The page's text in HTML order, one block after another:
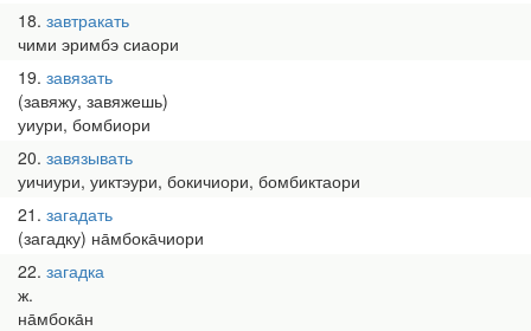
18 завтракать
чими эримбэ сиаори
19 завязать
(завяжу, завяжешь)
уиури, бомбиори
20 завязывать
уичиури, уиктэури, бокичиори, бомбиктаори
21 загадать
(загадку) на̄мбока̄чиори
22 загадка
ж.
на̄мбока̄н